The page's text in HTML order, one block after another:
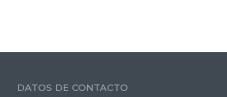
DATOS DE CONTACTO